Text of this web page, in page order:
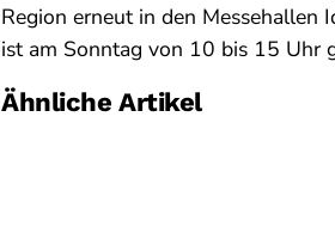
Region erneut in den Messehallen
ist am Sonntag von 10 bis 15 Uhr
Ähnliche Artikel